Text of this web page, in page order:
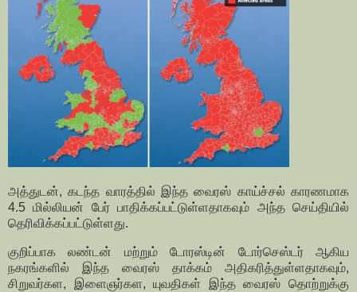
அத்துடன், கடந்த வாரத்தில் இந்த வைரஸ் காய்ச்சல் காரணமாக
4.5 மில்லியன் பேர் பாதிக்கப்பட்டுள்ளதாகவும் அந்த செய்தியில்
தெரிவிக்கப்பட்டுள்ளது.
குறிப்பாக லண்டன் மற்றும் டோரஸ்டின் டோர்செஸ்டர் ஆகிய
நகரங்களில் இந்த வைரஸ் தாக்கம் அதிகரித்துள்ளதாகவும்,
சிறுவர்கள, இளைஞர்கள, யுவதிகள் இந்த வைரஸ் தொற்றுக்கு